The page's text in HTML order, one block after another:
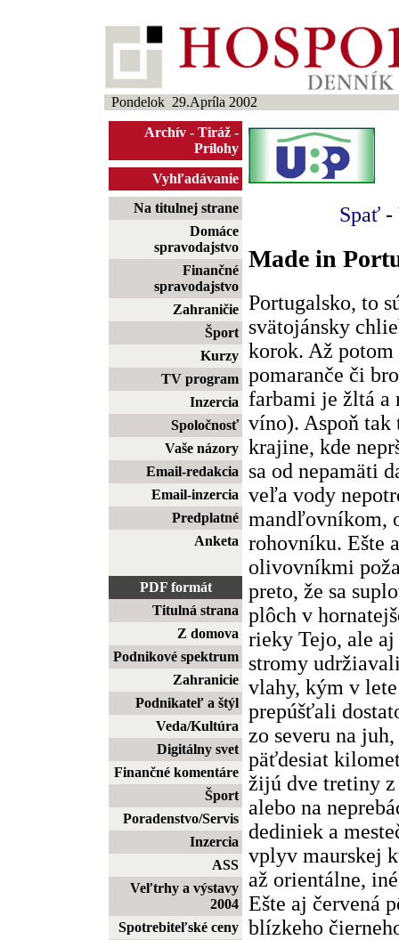
Pondelok 29.Apríla 2002
Archív - Tiráž -
Prílohy
Vyhľadávanie
Na titulnej strane
Domáce
spravodajstvo
Finančné
spravodajstvo
Zahraničie
Šport
Kurzy
TV program
Inzercia
Spoločnosť
Vaše názory
Email-redakcia
Email-inzercia
Predplatné
Anketa
PDF formát
Titulná strana
Z domova
Podnikové spektrum
Zahranicie
Podnikateľ a štýl
Veda/Kultúra
Digitálny svet
Finančné komentáre
Šport
Poradenstvo/Servis
Inzercia
ASS
Veľtrhy a výstavy
2004
Spotrebiteľské ceny
Spať -
Made in
Portugalsko, to
svätojánsky
korok. Až
pomaranče či
farbami je žltá a
víno). Aspoň
krajine, kde
sa od nepamäti
veľa vody
mandľovníkom,
rohovníku. Ešte
olivovníkmi
preto, že sa
plôch v
rieky Tejo, ale
stromy
vlahy, kým v
prepúšťali
zo severu na
päťdesiat
žijú dve tretiny
alebo na
dediniek a
vplyv maurskej
až orientálne,
Ešte aj červená
blízkeho